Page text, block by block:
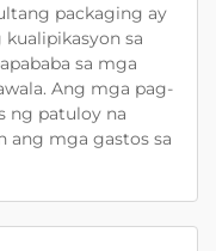
packaging ay
sa
sa mga
Ang mga pag-
ng patuloy na
ang mga gastos sa